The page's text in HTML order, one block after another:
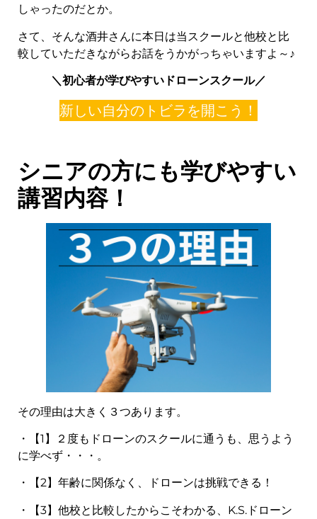
しゃったのだとか。
さて、そんな酒井さんに本日は当スクールと他校と比
較していただきながらお話をうかがっちゃいますよ～♪
＼初心者が学びやすいドローンスクール／
新しい自分のトビラを開こう！
シニアの方にも学びやすい
講習内容！
その理由は大きく３つあります。
・【1】２度もドローンのスクールに通うも、思うよう
に学べず・・・。
・【2】年齢に関係なく、ドローンは挑戦できる！
・【3】他校と比較したからこそわかる、K.S.ドローン